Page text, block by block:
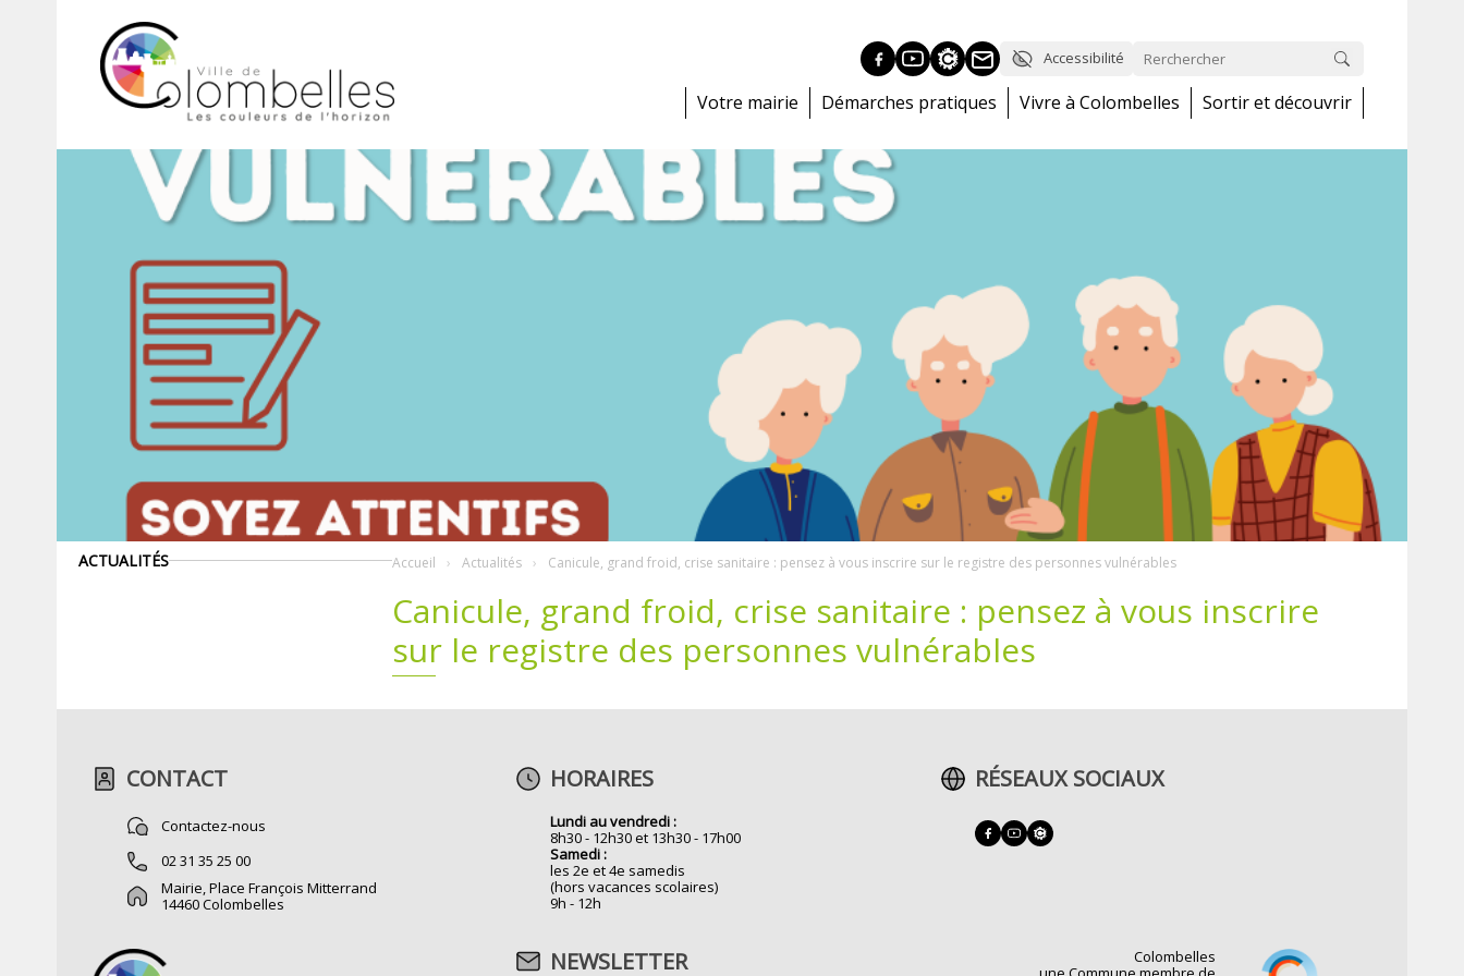
Accessibilité
Votre mairie Démarches pratiques Vivre à Colombelles Sortir et découvrir
ACTUALITÉS Accueil Actualités Canicule, grand froid, crise sanitaire : pensez à vous inscrire sur le registre des personnes vulnérables
Canicule, grand froid, crise sanitaire : pensez à vous inscrire
sur le registre des personnes vulnérables
CONTACT
Contactez-nous
02 31 35 25 00
Mairie, Place François Mitterrand
14460 Colombelles
HORAIRES
Lundi au vendredi :
8h30 - 12h30 et 13h30 - 17h00
Samedi :
les 2e et 4e samedis
(hors vacances scolaires)
9h - 12h
RÉSEAUX SOCIAUX
NEWSLETTER
Colombelles